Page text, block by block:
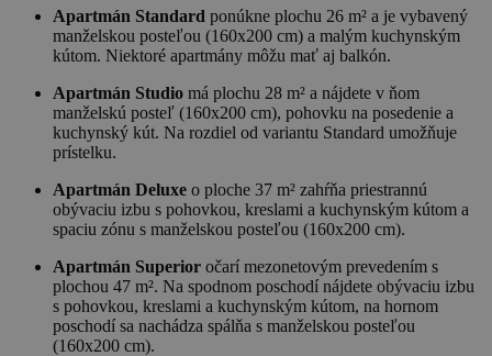
Apartmán Standard ponúkne plochu 26 m² a je vybavený
manželskou posteľou (160x200 cm) a malým kuchynským
kútom. Niektoré apartmány môžu mať aj balkón.
Apartmán Studio má plochu 28 m² a nájdete v ňom
manželskú posteľ (160x200 cm), pohovku na posedenie a
kuchynský kút. Na rozdiel od variantu Standard umožňuje
prístelku.
Apartmán Deluxe o ploche 37 m² zahŕňa priestrannú
obývaciu izbu s pohovkou, kreslami a kuchynským kútom a
spaciu zónu s manželskou posteľou (160x200 cm).
Apartmán Superior očarí mezonetovým prevedením s
plochou 47 m². Na spodnom poschodí nájdete obývaciu izbu
s pohovkou, kreslami a kuchynským kútom, na hornom
poschodí sa nachádza spálňa s manželskou posteľou
(160x200 cm).